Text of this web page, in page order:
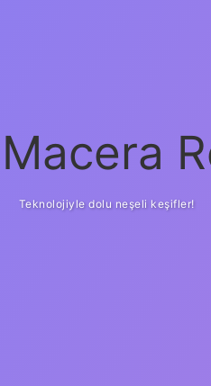
Teknolojiyle dolu neşeli keşifler!